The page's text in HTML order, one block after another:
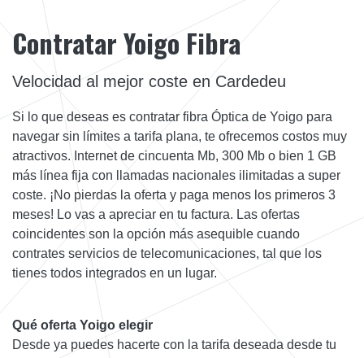
Contratar Yoigo Fibra
Velocidad al mejor coste en Cardedeu
Si lo que deseas es contratar fibra Óptica de Yoigo para
navegar sin límites a tarifa plana, te ofrecemos costos muy
atractivos. Internet de cincuenta Mb, 300 Mb o bien 1 GB
más línea fija con llamadas nacionales ilimitadas a super
coste. ¡No pierdas la oferta y paga menos los primeros 3
meses! Lo vas a apreciar en tu factura. Las ofertas
coincidentes son la opción más asequible cuando
contrates servicios de telecomunicaciones, tal que los
tienes todos integrados en un lugar.
Qué oferta Yoigo elegir
Desde ya puedes hacerte con la tarifa deseada desde tu